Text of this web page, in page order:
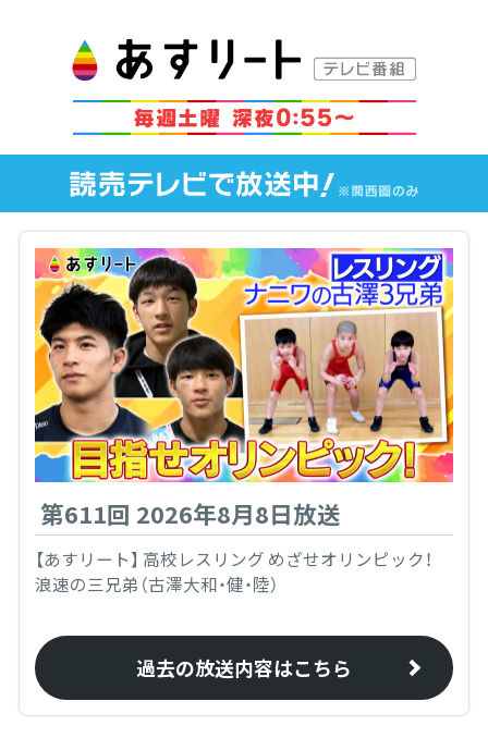
第611回 2026年8月8日放送
【あすリート】 高校レスリング めざせオリンピック！
浪速の三兄弟（古澤大和・健・陸）
過去の放送内容はこちら